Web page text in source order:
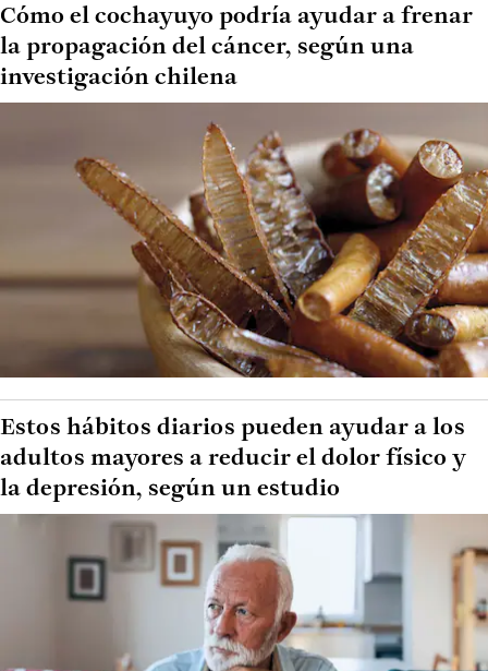
Cómo el cochayuyo podría ayudar a frenar
la propagación del cáncer, según una
investigación chilena
Estos hábitos diarios pueden ayudar a los
adultos mayores a reducir el dolor físico y
la depresión, según un estudio